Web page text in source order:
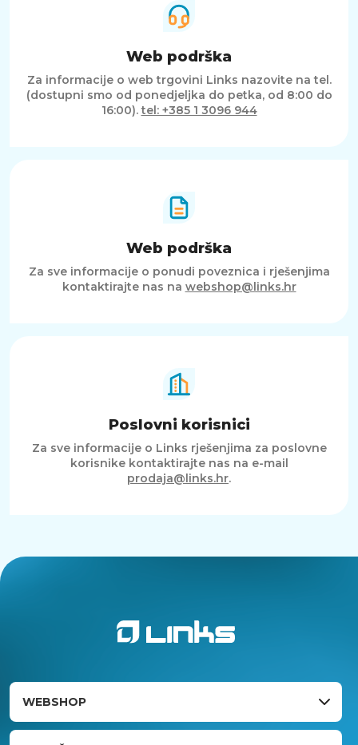
Web podrška
Za informacije o web trgovini Links nazovite na tel.
(dostupni smo od ponedjeljka do petka, od 8:00 do
16:00).tel: +385 1 3096 944
Web podrška
Za sve informacije o ponudi poveznica i rješenjima
kontaktirajte nas na webshop@links.hr
Poslovni korisnici
Za sve informacije o Links rješenjima za poslovne
korisnike kontaktirajte nas na e-mail
prodaja@links.hr.
WEBSHOP